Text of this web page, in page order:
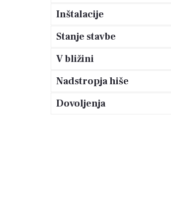
Inštalacije
Stanje stavbe
V bližini
Nadstropja hiše
Dovoljenja